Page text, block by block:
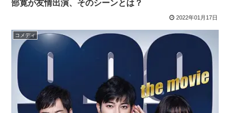
部寛が友情出演、そのシーンとは？
2022年01月17日
コメディ